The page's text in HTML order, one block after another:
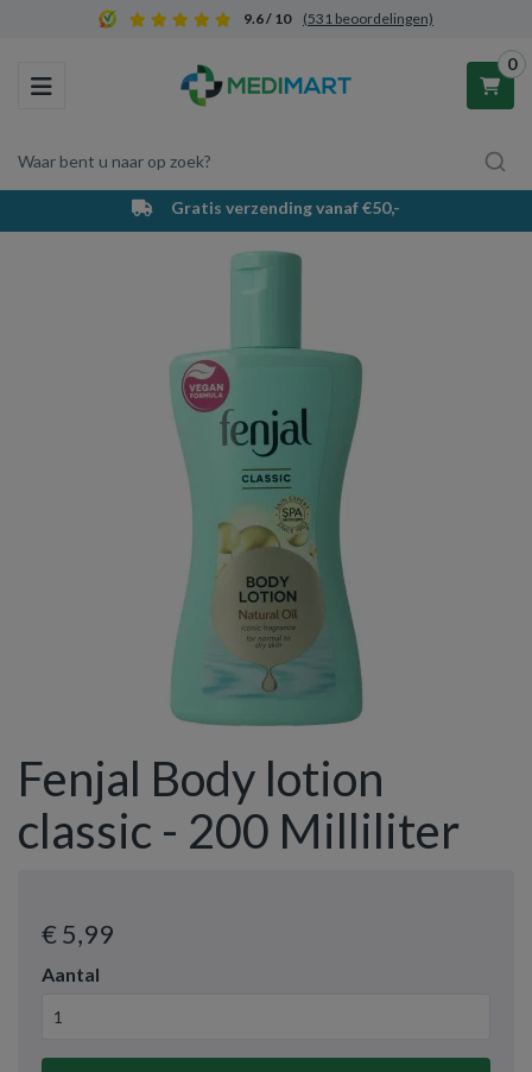
9.6 / 10 (531 beoordelingen)
Toggle navigation
Waar bent u naar op zoek?
0
Winkelwagen
Vul hem met producten.
Gratis verzending vanaf €50,-
Fenjal Body lotion
classic - 200 Milliliter
€ 5,99
Aantal